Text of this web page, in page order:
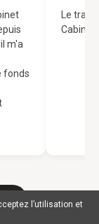
l’utilisation et
m'a
fonds
Le
Cabinet